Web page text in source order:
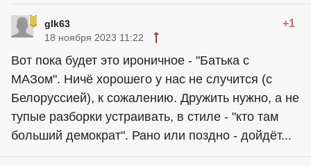
glk63 +1
18 ноября 2023 11:22
Вот пока будет это ироничное - "Батька с
МАЗом". Ничё хорошего у нас не случится (с
Белоруссией), к сожалению. Дружить нужно, а не
тупые разборки устраивать, в стиле - "кто там
больший демократ". Рано или поздно - дойдёт...